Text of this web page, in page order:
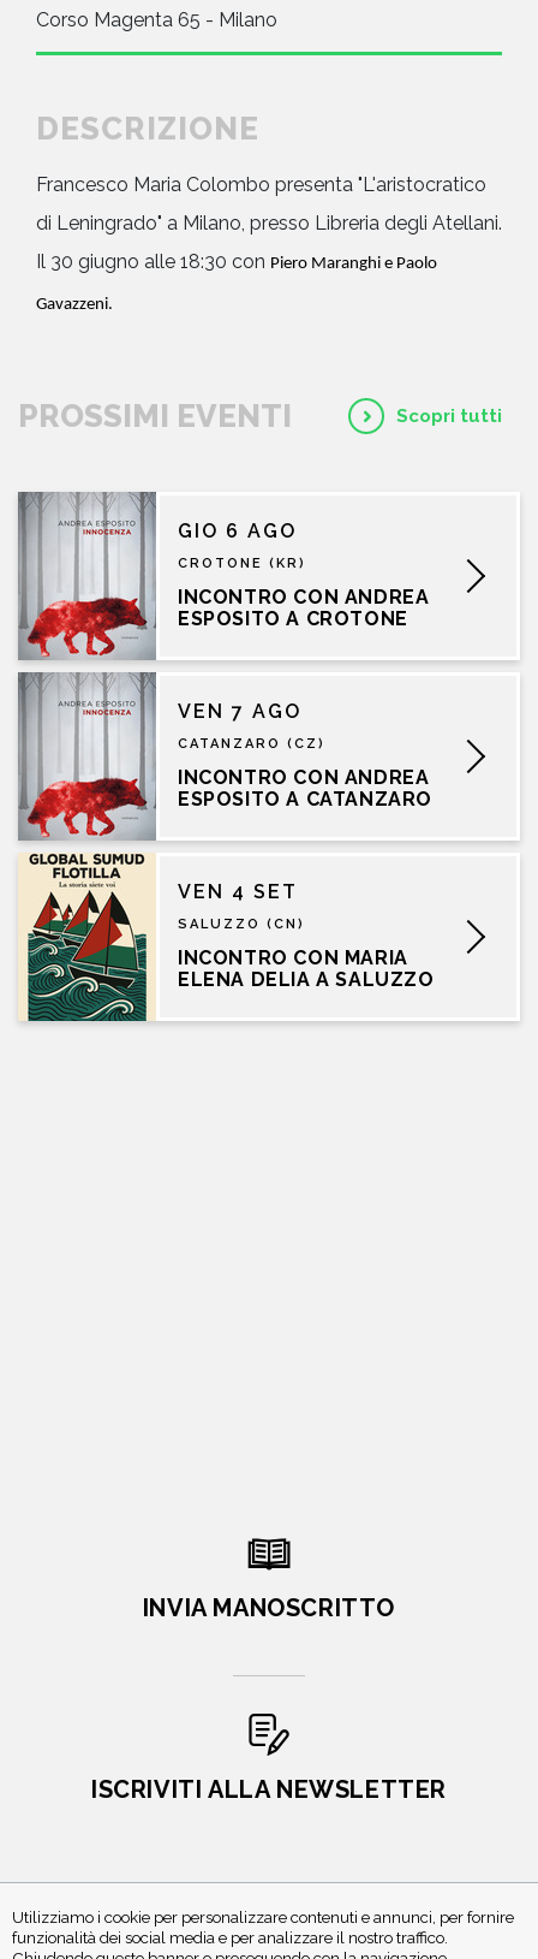
Corso Magenta 65 - Milano
DESCRIZIONE
Francesco Maria Colombo presenta "L'aristocratico
di Leningrado" a Milano, presso Libreria degli Atellani.
Il 30 giugno alle 18:30 con Piero Maranghi e Paolo
Gavazzeni.
PROSSIMI EVENTI Scopri tutti
GIO 6 AGO
CROTONE (KR)
INCONTRO CON ANDREA
ESPOSITO A CROTONE
VEN 7 AGO
CATANZARO (CZ)
INCONTRO CON ANDREA
ESPOSITO A CATANZARO
VEN 4 SET
SALUZZO (CN)
INCONTRO CON MARIA
ELENA DELIA A SALUZZO
Utilizziamo i cookie per personalizzare contenuti e annunci, per fornire
funzionalità dei social media e per analizzare il nostro traffico.
INVIA MANOSCRITTO
ISCRIVITI ALLA NEWSLETTER